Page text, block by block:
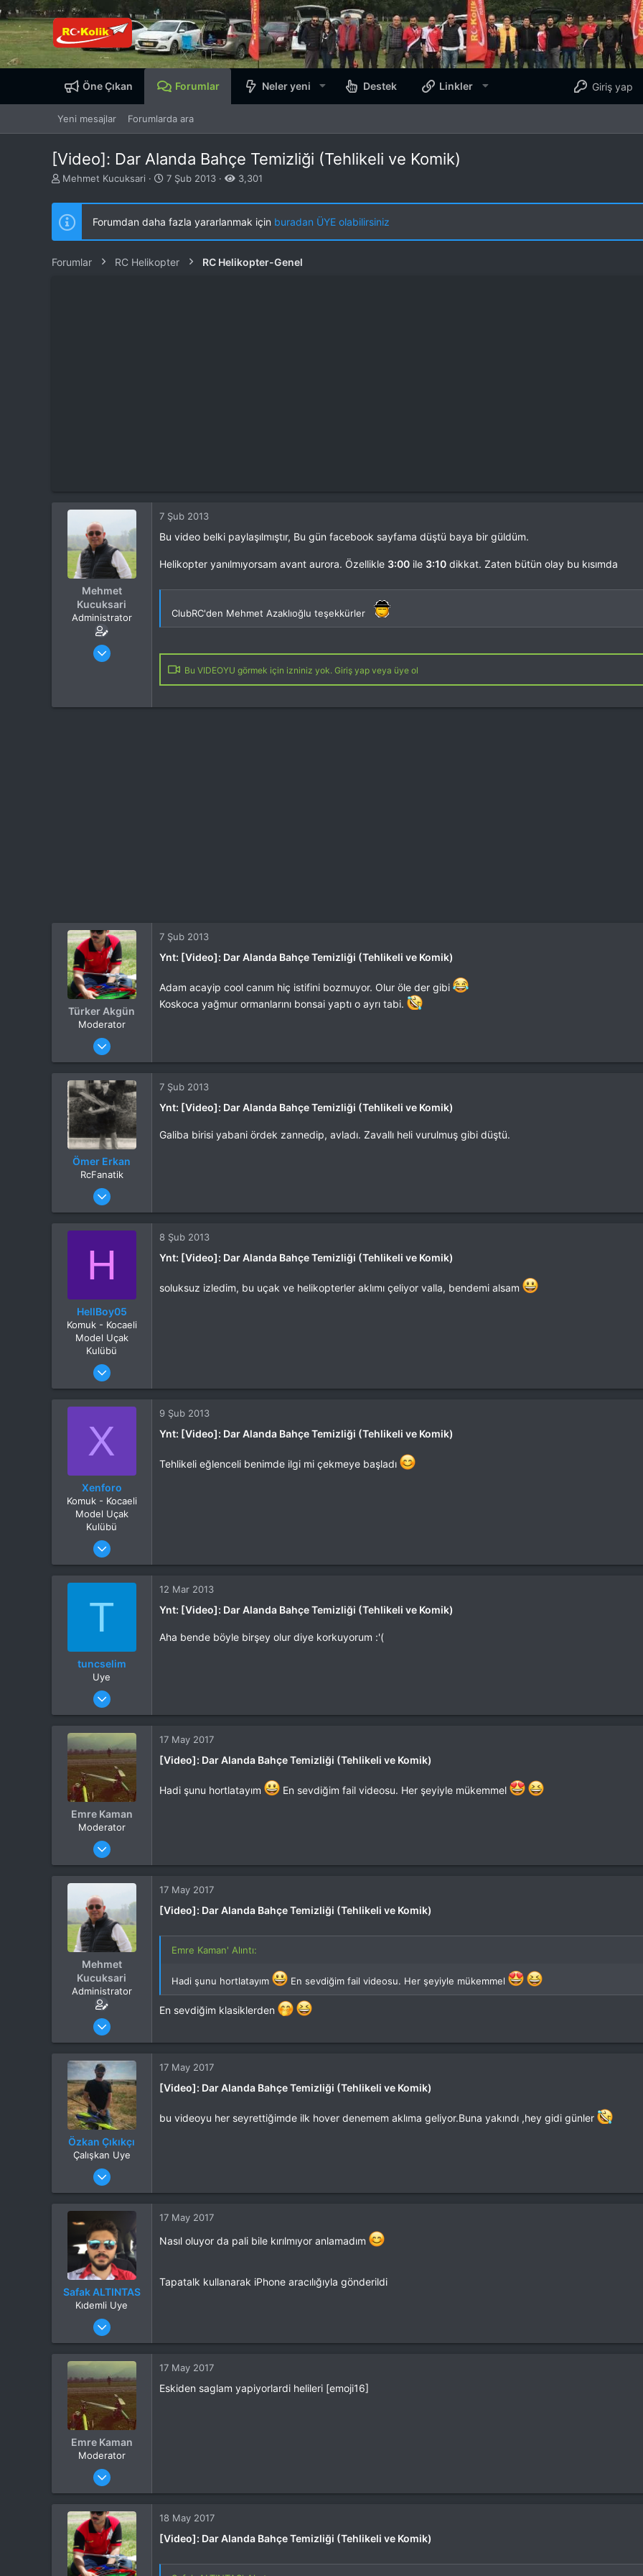
Öne Çıkan Forumlar Neler yeni Destek Linkler Giriş yap
Yeni mesajlar Forumlarda ara
[Video]: Dar Alanda Bahçe Temizliği (Tehlikeli ve Komik)
K
n
b
u
y
b
Mehmet Kucuksari
B
ş
a
n
ı
7 Şub 2013 3,301
Forumdan daha fazla yararlanmak için buradan ÜYE olabilirsiniz
Forumlar RC Helikopter RC Helikopter-Genel
Mehmet
Kucuksari
Administrator
4 Eki 2012
Mesajlar
Konum
Kocaeli
7 Şub 2013
Bu video belki paylaşılmıştır, Bu gün facebook sayfama düştü baya bir güldüm.
Helikopter yanılmıyorsam avant aurora. Özellikle 3:00 ile 3:10 dikkat. Zaten bütün olay bu kısımda
ClubRC'den Mehmet Azaklıoğlu teşekkürler
Bu VIDEOYU görmek için izniniz yok. Giriş yap veya üye ol
Türker Akgün
Moderator
4 Eki 2012
Mesajlar
Tepkime puanı
15,560
Yaş
46
Konum
Kocaeli
İlgi Alanı
Heli
7 Şub 2013
Ynt: [Video]: Dar Alanda Bahçe Temizliği (Tehlikeli ve Komik)
Adam acayip cool canım hiç istifini bozmuyor. Olur öle der gibi
Koskoca yağmur ormanlarını bonsai yaptı o ayrı tabi.
Ömer Erkan
RcFanatik
4 Eki 2012
Mesajlar
Tepkime puanı
6,218
İlgi Alanı
7 Şub 2013
Ynt: [Video]: Dar Alanda Bahçe Temizliği (Tehlikeli ve Komik)
Galiba birisi yabani ördek zannedip, avladı. Zavallı heli vurulmuş gibi düştü.
H
HellBoy05
Komuk - Kocaeli
Model Uçak
Kulübü
Mesajlar
Tepkime puanı
0
8 Şub 2013
Ynt: [Video]: Dar Alanda Bahçe Temizliği (Tehlikeli ve Komik)
soluksuz izledim, bu uçak ve helikopterler aklımı çeliyor valla, bendemi alsam
X
Xenforo
Komuk - Kocaeli
Model Uçak
Kulübü
Mesajlar
Tepkime puanı
0
Konum
Ýzmir
Web sitesi
9 Şub 2013
Ynt: [Video]: Dar Alanda Bahçe Temizliği (Tehlikeli ve Komik)
Tehlikeli eğlenceli benimde ilgi mi çekmeye başladı
T
tuncselim
Uye
Mesajlar
Tepkime puanı
0
Yaş
54
Konum
12 Mar 2013
Ynt: [Video]: Dar Alanda Bahçe Temizliği (Tehlikeli ve Komik)
Aha bende böyle birşey olur diye korkuyorum :'(
Emre Kaman
Moderator
Mesajlar
Tepkime puanı
12,108
Yaş
45
Konum
İzmir
İlgi Alanı
Heli
17 May 2017
[Video]: Dar Alanda Bahçe Temizliği (Tehlikeli ve Komik)
Hadi şunu hortlatayım En sevdiğim fail videosu. Her şeyiyle mükemmel
Mehmet
Kucuksari
Administrator
4 Eki 2012
Mesajlar
Tepkime puanı
44,114
Yaş
53
Konum
Kocaeli
İlgi Alanı
Heli
17 May 2017
[Video]: Dar Alanda Bahçe Temizliği (Tehlikeli ve Komik)
Emre Kaman' Alıntı:
Hadi şunu hortlatayım En sevdiğim fail videosu. Her şeyiyle mükemmel
En sevdiğim klasiklerden
Özkan Çıkıkçı
Çalışkan Uye
Mesajlar
Tepkime puanı
885
Konum
İstanbul
İlgi Alanı
Heli
17 May 2017
[Video]: Dar Alanda Bahçe Temizliği (Tehlikeli ve Komik)
bu videoyu her seyrettiğimde ilk hover denemem aklıma geliyor.Buna yakındı ,hey gidi günler
Safak ALTINTAS
Kıdemli Uye
Mesajlar
Tepkime puanı
1,549
Yaş
40
Konum
Kocaeli
İlgi Alanı
17 May 2017
Nasıl oluyor da pali bile kırılmıyor anlamadım
Tapatalk kullanarak iPhone aracılığıyla gönderildi
Emre Kaman
Moderator
Mesajlar
Tepkime puanı
12,108
Yaş
45
Konum
İzmir
İlgi Alanı
Heli
17 May 2017
Eskiden saglam yapiyorlardi helileri [emoji16]
18 May 2017
[Video]: Dar Alanda Bahçe Temizliği (Tehlikeli ve Komik)